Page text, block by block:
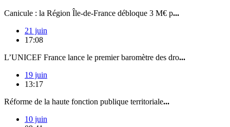
Canicule : la Région Île-de-France débloque 3 M€ p...
21 juin
17:08
L’UNICEF France lance le premier baromètre des dro...
19 juin
13:17
Réforme de la haute fonction publique territoriale...
10 juin